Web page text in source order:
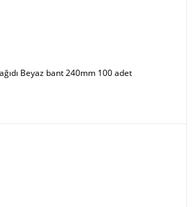
Beyaz bant 240mm 100 adet